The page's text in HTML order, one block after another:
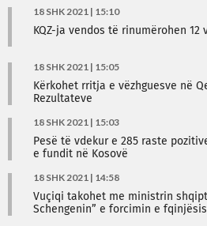
18 SHK 2021 | 15:10
KQZ-ja vendos të rinumërohen 12
18 SHK 2021 | 15:05
Kërkohet rritja e vëzhguesve në
Rezultateve
18 SHK 2021 | 15:03
Pesë të vdekur e 285 raste
e fundit në Kosovë
18 SHK 2021 | 14:58
Vuçiqi takohet me ministrin
Schengenin” e forcimin e